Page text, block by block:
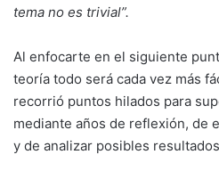
tema no es trivial”.
Al enfocarte en el siguiente
teoría todo será cada vez más
recorrió puntos hilados para
mediante años de reflexión, de
y de analizar posibles